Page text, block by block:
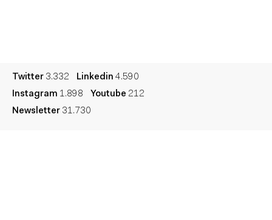
Twitter 3.332 Linkedin 4.590
Instagram 1.898 Youtube 212
Newsletter 31.730